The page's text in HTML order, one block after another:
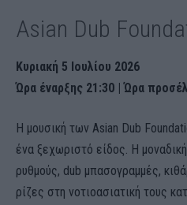
Asian Dub
Κυριακή 5 Ιουλίου 2026
Ώρα έναρξης 21:30 | Ώρα
Η μουσική των Asian Dub
ένα ξεχωριστό είδος. Η
ρυθμούς, dub μπασογραμμές,
ρίζες στη νοτιοασιατική τους